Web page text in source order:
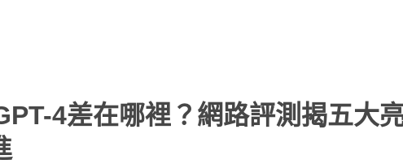
4差在哪裡？網路評測揭五大